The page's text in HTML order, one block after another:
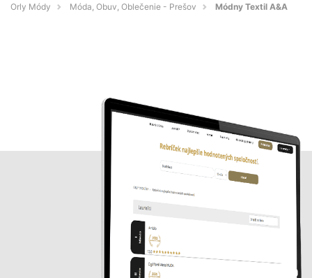
Orly Módy Móda, Obuv, Oblečenie - Prešov Módny Textil A&A